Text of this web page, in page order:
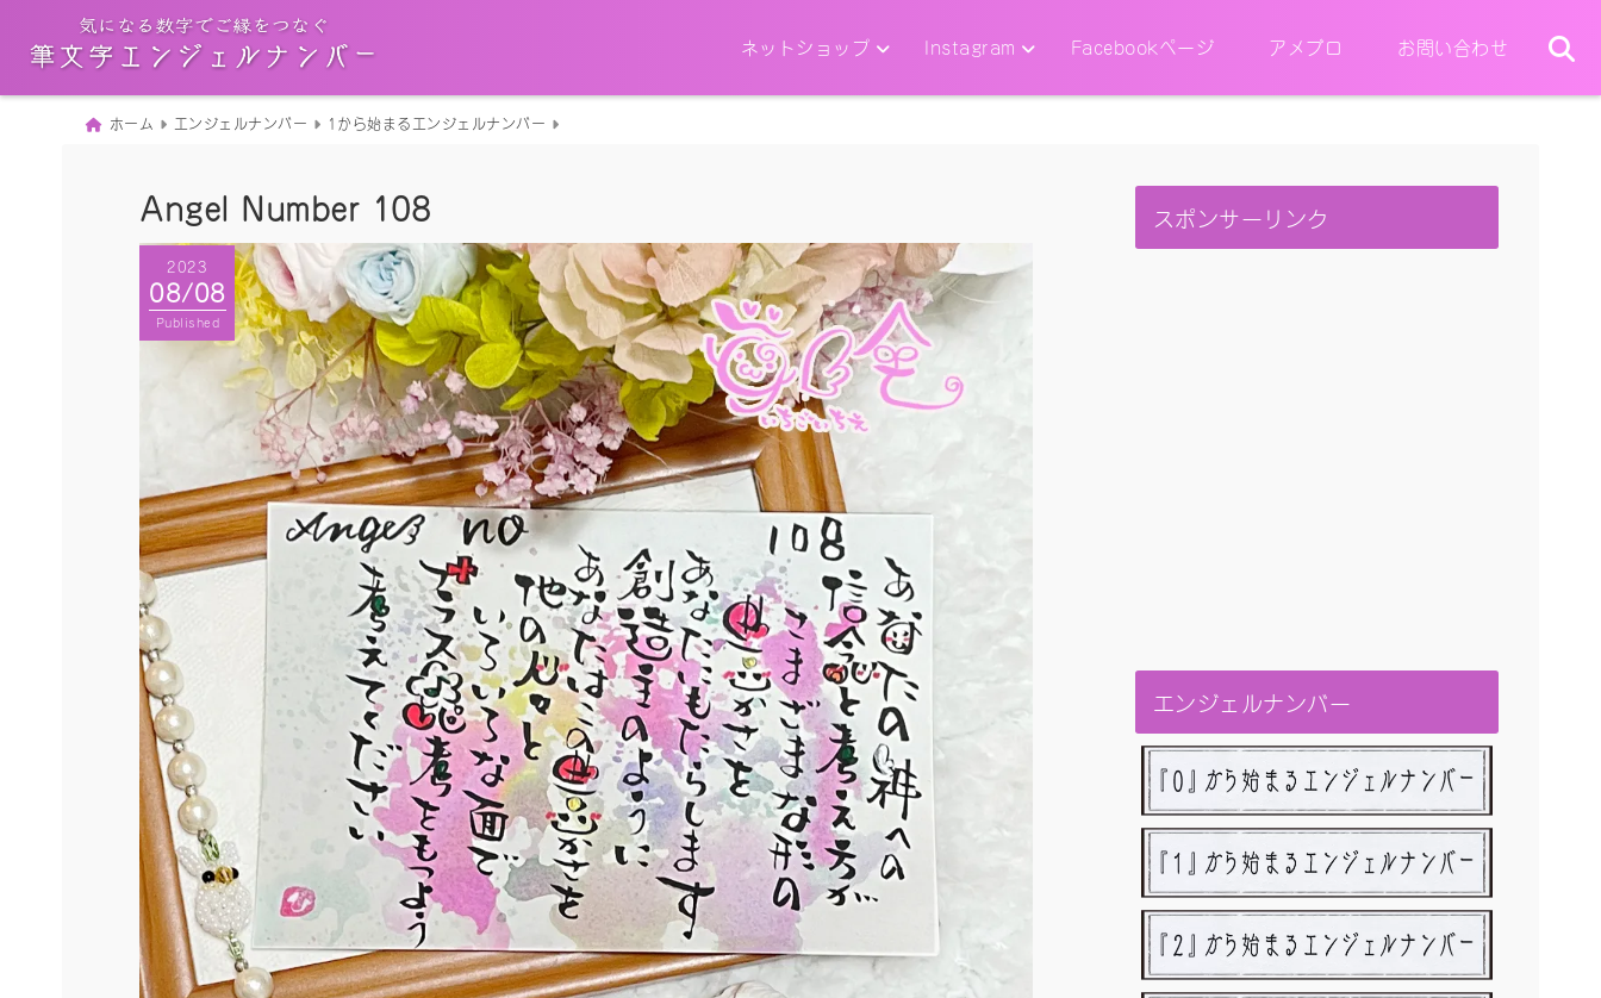
ネットショップ Instagram Facebookページ アメブロ お問い合わせ
ホーム エンジェルナンバー 1から始まるエンジェルナンバー
Angel Number 108
2023
08/08
Published
スポンサーリンク
エンジェルナンバー